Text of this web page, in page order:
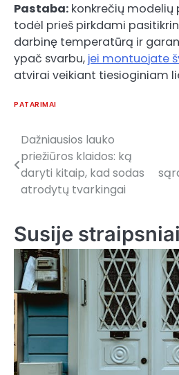
Pastaba: konkrečių modelių
todėl prieš pirkdami
darbinę temperatūrą ir
ypač svarbu, jei montuojate
atvirai veikiant tiesioginiam
PATARIMAI
Post
navigation
Dažniausios lauko
priežiūros klaidos: ką
daryti kitaip, kad sodas
atrodytų tvarkingai
Susije straipsniai